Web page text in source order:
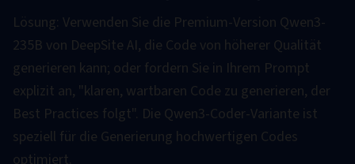
Lösung: Verwenden Sie die Premium-Version Qwen3-
235B von DeepSite AI, die Code von höherer Qualität
generieren kann; oder fordern Sie in Ihrem Prompt
explizit an, "klaren, wartbaren Code zu generieren, der
Best Practices folgt". Die Qwen3-Coder-Variante ist
speziell für die Generierung hochwertigen Codes
optimiert.